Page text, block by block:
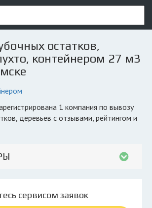
Меню
остатков,
контейнером 27 м3
деревьев с отзывами, рейтингом и
сервисом заявок